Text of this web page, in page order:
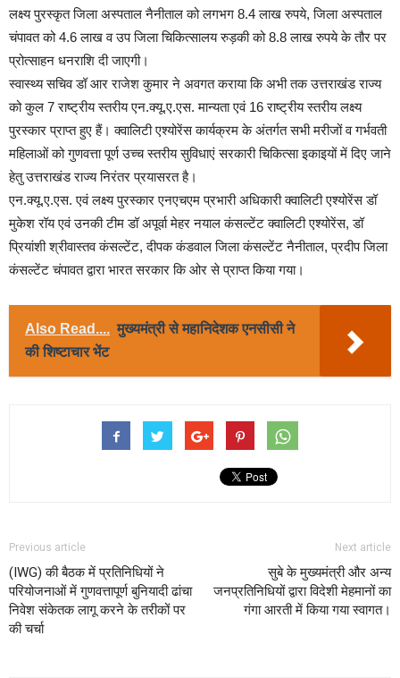
लक्ष्य पुरस्कृत जिला अस्पताल नैनीताल को लगभग 8.4 लाख रुपये, जिला अस्पताल
चंपावत को 4.6 लाख व उप जिला चिकित्सालय रुड़की को 8.8 लाख रुपये के तौर पर
प्रोत्साहन धनराशि दी जाएगी।
स्वास्थ्य सचिव डॉ आर राजेश कुमार ने अवगत कराया कि अभी तक उत्तराखंड राज्य
को कुल 7 राष्ट्रीय स्तरीय एन.क्यू.ए.एस. मान्यता एवं 16 राष्ट्रीय स्तरीय लक्ष्य
पुरस्कार प्राप्त हुए हैं। क्वालिटी एश्योरेंस कार्यक्रम के अंतर्गत सभी मरीजों व गर्भवती
महिलाओं को गुणवत्ता पूर्ण उच्च स्तरीय सुविधाएं सरकारी चिकित्सा इकाइयों में दिए जाने
हेतु उत्तराखंड राज्य निरंतर प्रयासरत है।
एन.क्यू.ए.एस. एवं लक्ष्य पुरस्कार एनएचएम प्रभारी अधिकारी क्वालिटी एश्योरेंस डॉ
मुकेश रॉय एवं उनकी टीम डॉ अपूर्वा मेहर नयाल कंसल्टेंट क्वालिटी एश्योरेंस, डॉ
प्रियांशी श्रीवास्तव कंसल्टेंट, दीपक कंडवाल जिला कंसल्टेंट नैनीताल, प्रदीप जिला
कंसल्टेंट चंपावत द्वारा भारत सरकार कि ओर से प्राप्त किया गया।
Also Read.... मुख्यमंत्री से महानिदेशक एनसीसी ने
की शिष्टाचार भेंट
Previous article
(IWG) की बैठक में प्रतिनिधियों ने
परियोजनाओं में गुणवत्तापूर्ण बुनियादी ढांचा
निवेश संकेतक लागू करने के तरीकों पर
की चर्चा
Next article
सुबे के मुख्यमंत्री और अन्य
जनप्रतिनिधियों द्वारा विदेशी मेहमानों का
गंगा आरती में किया गया स्वागत।